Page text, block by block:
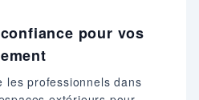
pour vos
les professionnels dans